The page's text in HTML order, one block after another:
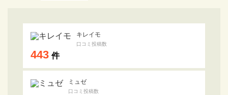
キレイモ
口コミ投稿数
443 件
ミュゼ
口コミ投稿数